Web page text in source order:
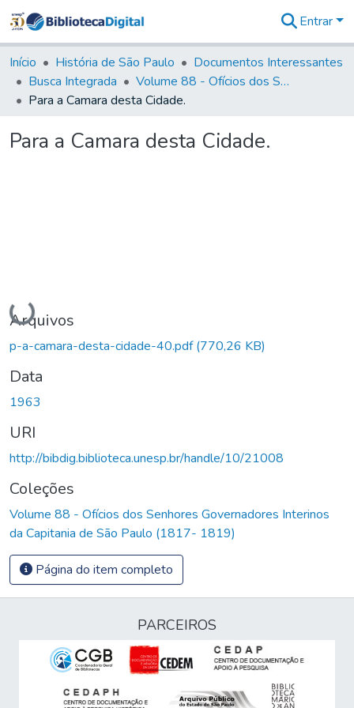
&
Coleções
Tudo na
Biblioteca
Estatísticas
Entrar
Início História de São Paulo
Documentos Interessantes
Busca Integrada
Volume 88 - Ofícios dos Senhores Governadores Interinos da Capitania de São Paulo (1817- 1819)
Para a Camara desta Cidade.
Para a Camara desta Cidade.
Carregando...
Arquivos
p-a-camara-desta-cidade-40.pdf(770,26 KB)
Data
1963
URI
http://bibdig.biblioteca.unesp.br/handle/10/21008
Coleções
Volume 88 - Ofícios dos Senhores Governadores Interinos
da Capitania de São Paulo (1817- 1819)
Página do item completo
PARCEIROS